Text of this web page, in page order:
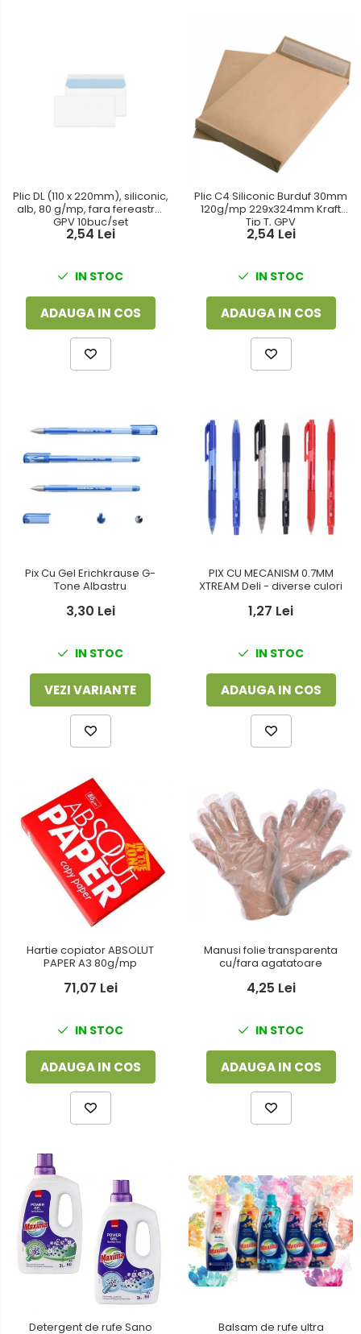
Plic DL (110 x 220mm), siliconic,
alb, 80 g/mp, fara fereastra,
GPV 10buc/set
2,54 Lei
IN STOC
ADAUGA IN COS
Plic C4 Siliconic Burduf 30mm
120g/mp 229x324mm Kraft
Tip T, GPV
2,54 Lei
IN STOC
ADAUGA IN COS
Pix Cu Gel Erichkrause G-
Tone Albastru
3,30 Lei
IN STOC
VEZI VARIANTE
PIX CU MECANISM 0.7MM
XTREAM Deli - diverse culori
1,27 Lei
IN STOC
ADAUGA IN COS
Hartie copiator ABSOLUT
PAPER A3 80g/mp
71,07 Lei
IN STOC
ADAUGA IN COS
Manusi folie transparenta
cu/fara agatatoare
4,25 Lei
IN STOC
ADAUGA IN COS
Detergent de rufe Sano
Balsam de rufe ultra